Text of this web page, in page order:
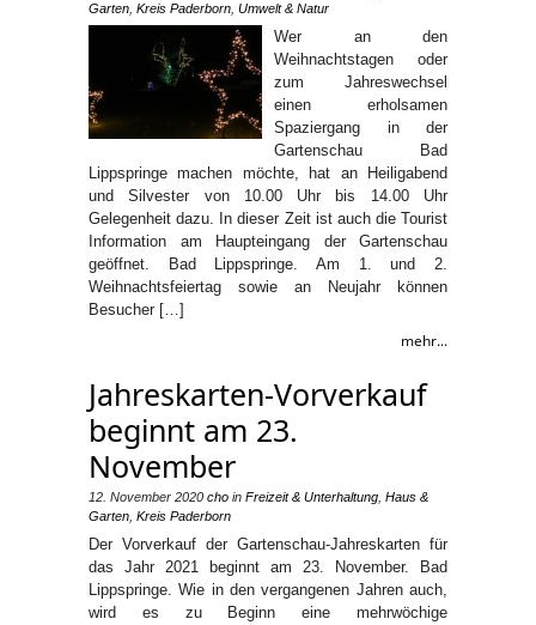
Garten Kreis Paderborn Umwelt & Natur
Wer an den
Weihnachtstagen oder
zum Jahreswechsel
einen erholsamen
Spaziergang in der
Gartenschau Bad
Lippspringe machen möchte, hat an Heiligabend
und Silvester von 10.00 Uhr bis 14.00 Uhr
Gelegenheit dazu. In dieser Zeit ist auch die Tourist
Information am Haupteingang der Gartenschau
geöffnet. Bad Lippspringe. Am 1. und 2.
Weihnachtsfeiertag sowie an Neujahr können
Besucher […]
mehr...
Jahreskarten-Vorverkauf
beginnt am 23.
November
12. November 2020 cho in Freizeit & Unterhaltung Haus &
Garten Kreis Paderborn
Der Vorverkauf der Gartenschau-Jahreskarten für
das Jahr 2021 beginnt am 23. November. Bad
Lippspringe. Wie in den vergangenen Jahren auch,
wird es zu Beginn eine mehrwöchige